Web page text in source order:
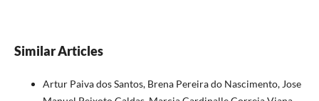
Similar Articles
Artur Paiva dos Santos, Brena Pereira do Nascimento, Jose